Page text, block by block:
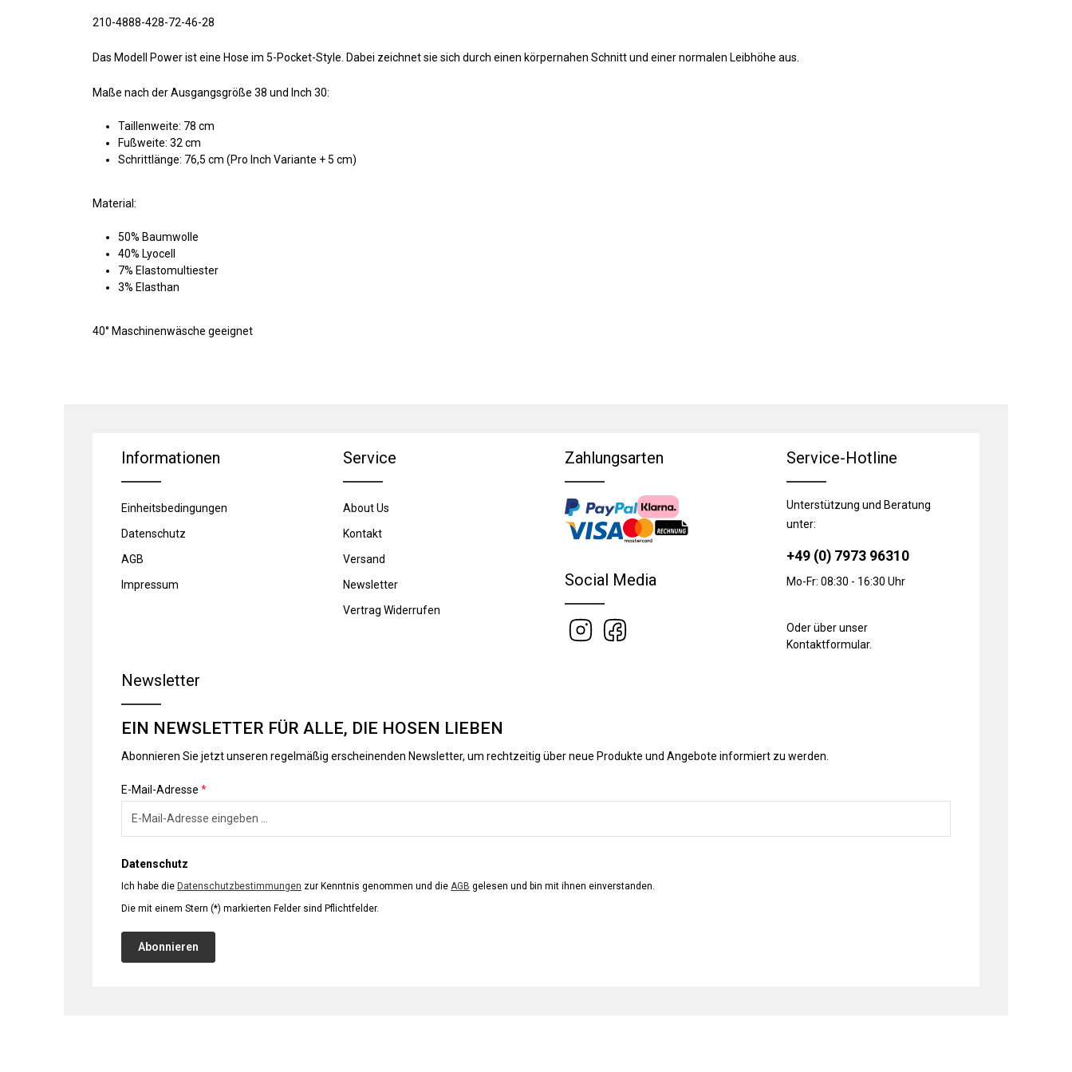
210-4888-428-72-46-28
Das Modell Power ist eine Hose im 5-Pocket-Style. Dabei zeichnet sie sich durch einen körpernahen Schnitt und einer normalen Leibhöhe aus.
Maße nach der Ausgangsgröße 38 und Inch 30:
Taillenweite: 78 cm
Fußweite: 32 cm
Schrittlänge: 76,5 cm (Pro Inch Variante + 5 cm)
Material:
50% Baumwolle
40% Lyocell
7% Elastomultiester
3% Elasthan
40° Maschinenwäsche geeignet
Informationen
Einheitsbedingungen
Datenschutz
AGB
Impressum
Service
About Us
Kontakt
Versand
Newsletter
Vertrag Widerrufen
Zahlungsarten
Social Media
Service-Hotline
Unterstützung und Beratung
unter:
+49 (0) 7973 96310
Mo-Fr: 08:30 - 16:30 Uhr
Oder über unser
Kontaktformular.
Newsletter
EIN NEWSLETTER FÜR ALLE, DIE HOSEN LIEBEN
Abonnieren Sie jetzt unseren regelmäßig erscheinenden Newsletter, um rechtzeitig über neue Produkte und Angebote informiert zu werden.
E-Mail-Adresse *
Datenschutz
Ich habe die Datenschutzbestimmungen zur Kenntnis genommen und die AGB gelesen und bin mit ihnen einverstanden.
Die mit einem Stern (*) markierten Felder sind Pflichtfelder.
Abonnieren